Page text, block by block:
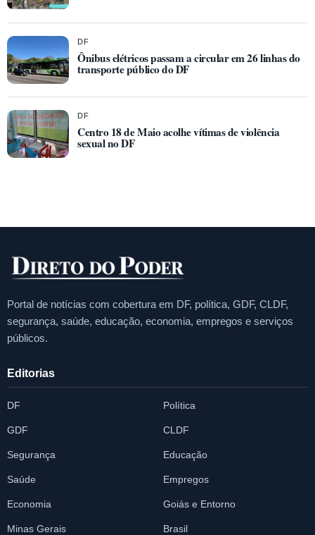
DF
Ônibus elétricos passam a circular em 26 linhas do
transporte público do DF
DF
Centro 18 de Maio acolhe vítimas de violência
sexual no DF
Portal de notícias com cobertura em DF, política, GDF, CLDF,
segurança, saúde, educação, economia, empregos e serviços
públicos.
Editorias
DF Política
GDF CLDF
Segurança Educação
Saúde Empregos
Economia Goiás e Entorno
Minas Gerais Brasil